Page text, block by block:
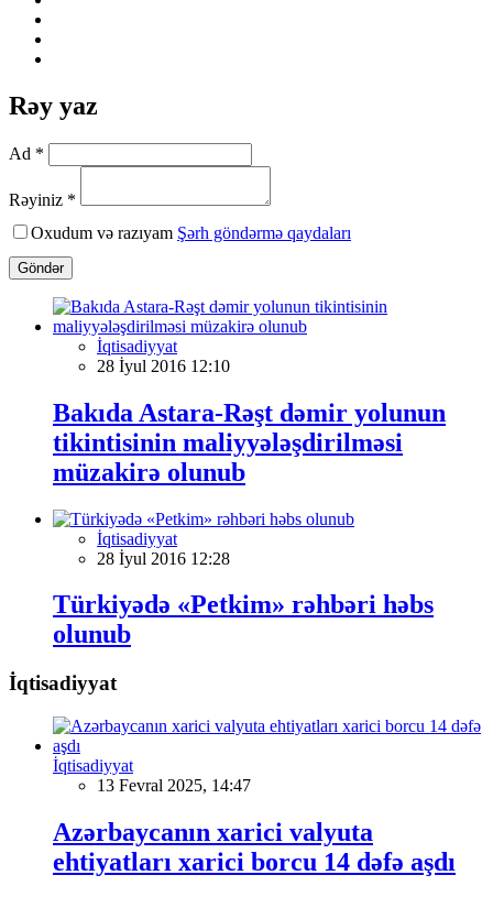
Rəy yaz
Ad *
Rəyiniz *
Oxudum və razıyam Şərh göndərmə qaydaları
Göndər
İqtisadiyyat
28 İyul 2016 12:10
Bakıda Astara-Rəşt dəmir yolunun
tikintisinin maliyyələşdirilməsi
müzakirə olunub
İqtisadiyyat
28 İyul 2016 12:28
Türkiyədə «Petkim» rəhbəri həbs
olunub
İqtisadiyyat
İqtisadiyyat
13 Fevral 2025, 14:47
Azərbaycanın xarici valyuta
ehtiyatları xarici borcu 14 dəfə aşdı